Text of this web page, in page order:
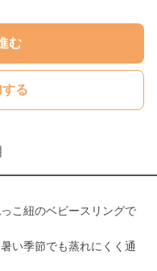
む
る
こ紐のベビースリングで
い季節でも蒸れにくく通